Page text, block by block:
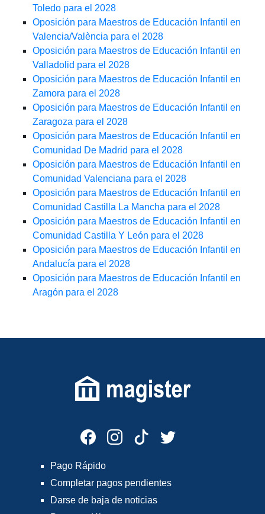
Toledo para el 2028
Oposición para Maestros de Educación Infantil en
Valencia/València para el 2028
Oposición para Maestros de Educación Infantil en
Valladolid para el 2028
Oposición para Maestros de Educación Infantil en
Zamora para el 2028
Oposición para Maestros de Educación Infantil en
Zaragoza para el 2028
Oposición para Maestros de Educación Infantil en
Comunidad De Madrid para el 2028
Oposición para Maestros de Educación Infantil en
Comunidad Valenciana para el 2028
Oposición para Maestros de Educación Infantil en
Comunidad Castilla La Mancha para el 2028
Oposición para Maestros de Educación Infantil en
Comunidad Castilla Y León para el 2028
Oposición para Maestros de Educación Infantil en
Andalucía para el 2028
Oposición para Maestros de Educación Infantil en
Aragón para el 2028
Pago Rápido
Completar pagos pendientes
Darse de baja de noticias